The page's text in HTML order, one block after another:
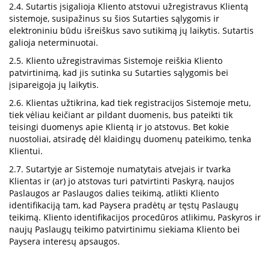
2.4. Sutartis įsigalioja Kliento atstovui užregistravus Klientą
sistemoje, susipažinus su šios Sutarties sąlygomis ir
elektroniniu būdu išreiškus savo sutikimą jų laikytis. Sutartis
galioja neterminuotai.
2.5. Kliento užregistravimas Sistemoje reiškia Kliento
patvirtinimą, kad jis sutinka su Sutarties sąlygomis bei
įsipareigoja jų laikytis.
2.6. Klientas užtikrina, kad tiek registracijos Sistemoje metu,
tiek vėliau keičiant ar pildant duomenis, bus pateikti tik
teisingi duomenys apie Klientą ir jo atstovus. Bet kokie
nuostoliai, atsiradę dėl klaidingų duomenų pateikimo, tenka
Klientui.
2.7. Sutartyje ar Sistemoje numatytais atvejais ir tvarka
Klientas ir (ar) jo atstovas turi patvirtinti Paskyrą, naujos
Paslaugos ar Paslaugos dalies teikimą, atlikti Kliento
identifikaciją tam, kad Paysera pradėtų ar tęstų Paslaugų
teikimą. Kliento identifikacijos procedūros atlikimu, Paskyros ir
naujų Paslaugų teikimo patvirtinimu siekiama Kliento bei
Paysera interesų apsaugos.